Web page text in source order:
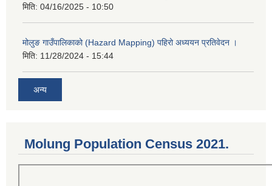
मिति: 04/16/2025 - 10:50
मोलुङ गाउँपालिकाको (Hazard Mapping) पहिरो अध्ययन प्रतिवेदन ।
मिति: 11/28/2024 - 15:44
अन्य
Molung Population Census 2021.